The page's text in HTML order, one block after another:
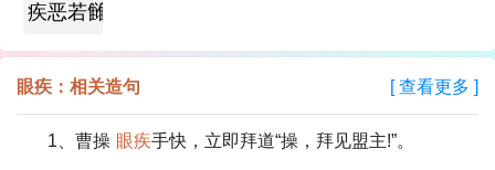
疾恶若雠
眼疾：相关造句 [ 查看更多 ]
1、曹操 眼疾手快，立即拜道“操，拜见盟主!”。